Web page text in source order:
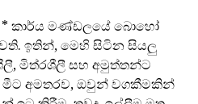
කාර්ය මණ්ඩලයේ බොහෝ
ඉතින්, මෙහි සිටින සියලු
මිත්රශීලී සහ අමුත්තන්ට
මීට අමතරව, ඔවුන් වගකීමකින්